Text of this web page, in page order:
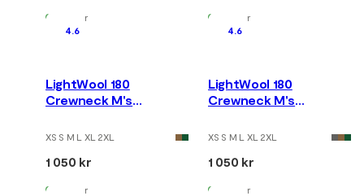
På lager
På lager
4.6
LightWool 180
Crewneck M's
XS S M L XL 2XL
1 050 kr
På lager
4.6
LightWool 180
Crewneck M's
XS S M L XL 2XL
1 050 kr
På lager